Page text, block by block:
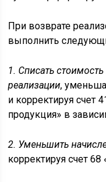
При возврате
выполнить
1. Списать
реализации,
и корректируя счет
продукция» в
2. Уменьшить
корректируя счет